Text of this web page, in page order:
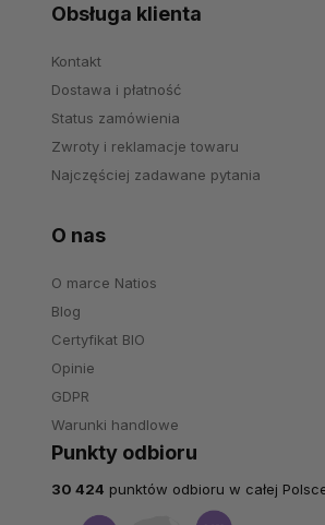
Obsługa klienta
Kontakt
Dostawa i płatność
Status zamówienia
Zwroty i reklamacje towaru
Najczęściej zadawane pytania
O nas
O marce Natios
Blog
Certyfikat BIO
Opinie
GDPR
Warunki handlowe
Punkty odbioru
30 424 punktów odbioru w całej